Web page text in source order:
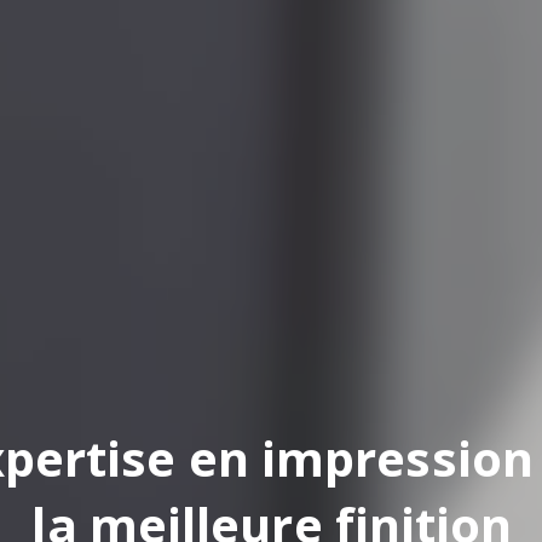
en
la meilleure finition